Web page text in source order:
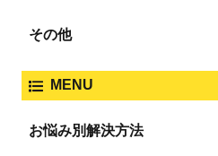
強姦・準強姦
詐欺
ひき逃げ・当て逃げ
その他
MENU
お悩み別解決方法